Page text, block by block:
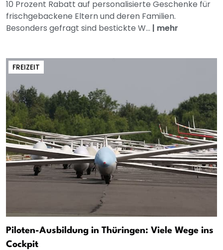
10 Prozent Rabatt auf personalisierte Geschenke für
frischgebackene Eltern und deren Familien.
Besonders gefragt sind bestickte W... | mehr
FREIZEIT
Piloten-Ausbildung in Thüringen: Viele Wege ins
Cockpit